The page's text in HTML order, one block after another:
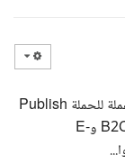
السلام عليكم تواصل معي لأن الموضوع مش مجرد عملة للحملة Publish
اي نشر وخلاص أنا اشتغلت على مشاريع كتيرة في B2C وE-